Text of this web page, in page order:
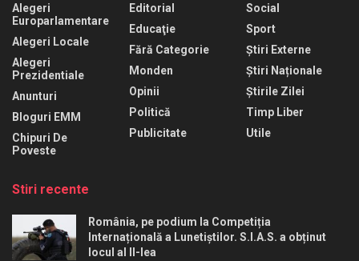
Alegeri
Europarlamentare
Alegeri Locale
Alegeri
Prezidentiale
Anunturi
Bloguri EMM
Chipuri De
Poveste
Editorial
Educaţie
Fără Categorie
Monden
Opinii
Politică
Publicitate
Social
Sport
Știri Externe
Știri Naționale
Știrile Zilei
Timp Liber
Utile
Stiri recente
România, pe podium la Competiția
Internațională a Lunetiștilor. S.I.A.S. a obținut
locul al II-lea